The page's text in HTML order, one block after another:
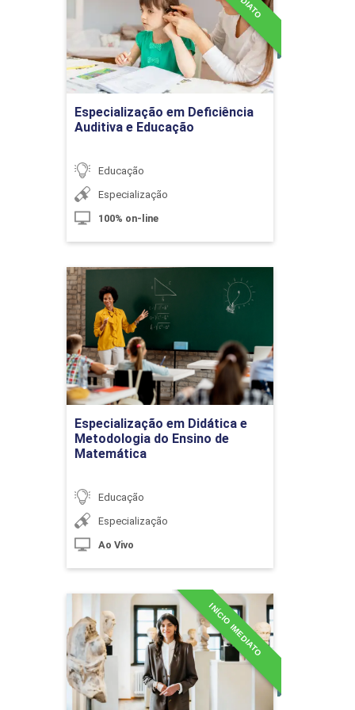
Fontes de Capital
10h
Análise Financeira Dinâmica
10h
Identificação de Riscos e Viabilidade
10h
Planejamento Financeiro e
Orçamentário
Especialização em Deficiência
Auditiva e Educação
Educação
Especialização
100% on-line
Educação
Detalhes do curso
Especialização em Didática e
Metodologia do Ensino de
Matemática
Educação
Especialização
Ao Vivo
Especialização em Didática
e Metodologia do Ensino de
Matemática
Detalhes do curso
INÍCIO IMEDIATO
Especialização em
Docência em Filosofia e
Sociologia
Detalhes do curso